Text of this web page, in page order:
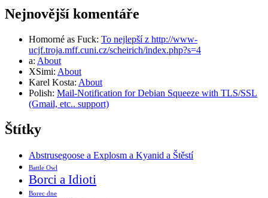
Nejnovější komentáře
Homorné as Fuck: To nejlepší z http://www-
ucjf.troja.mff.cuni.cz/scheirich/index.php?s=4
a: About
XSimi: About
Karel Kosta: About
Polish: Mail-Notification for Debian Squeeze with TLS/SSL
(Gmail, etc.. support)
Štítky
Abstrusegoose a Explosm a Kyanid a Štěstí
Battle Owl
Borci a Idioti
Borec dne